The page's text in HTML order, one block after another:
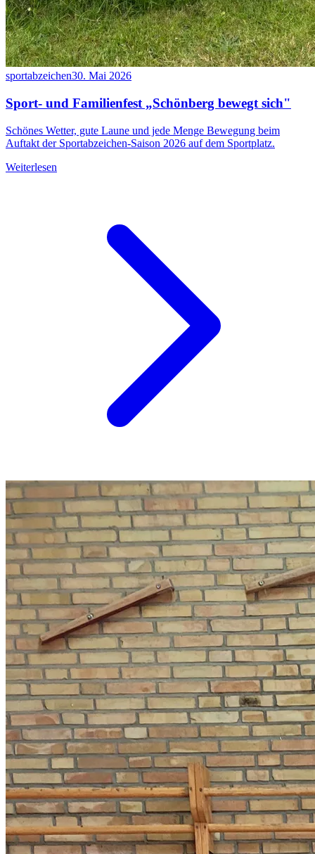
sportabzeichen30. Mai 2026
Sport- und Familienfest „Schönberg bewegt sich"
Schönes Wetter, gute Laune und jede Menge Bewegung beim
Auftakt der Sportabzeichen-Saison 2026 auf dem Sportplatz.
Weiterlesen